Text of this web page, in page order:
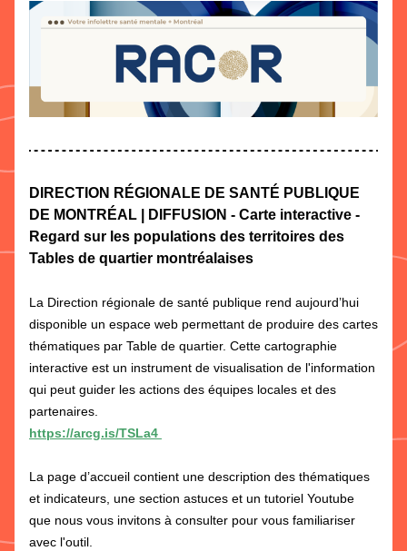
DIRECTION RÉGIONALE DE SANTÉ PUBLIQUE
DE MONTRÉAL | DIFFUSION - Carte interactive -
Regard sur les populations des territoires des
Tables de quartier montréalaises
La Direction régionale de santé publique rend aujourd’hui
disponible un espace web permettant de produire des cartes
thématiques par Table de quartier. Cette cartographie
interactive est un instrument de visualisation de l'information
qui peut guider les actions des équipes locales et des
partenaires.
https://arcg.is/TSLa4
La page d’accueil contient une description des thématiques
et indicateurs, une section astuces et un tutoriel Youtube
que nous vous invitons à consulter pour vous familiariser
avec l'outil.